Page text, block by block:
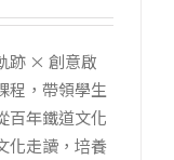
屋
手
作
體
跡 × 創意啟
程，帶領學生
百年鐵道文化
化走讀，培養